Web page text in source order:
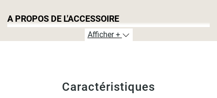
A PROPOS DE L'ACCESSOIRE
barrettes hautestransparentes pour fixer un
Afficher +
Caractéristiques